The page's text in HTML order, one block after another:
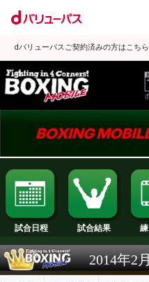
dバリューパスご契約済みの方はこちら
試合日程 試合結果